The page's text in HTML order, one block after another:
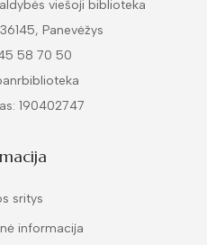
viešoji biblioteka
Panevėžys
58 70 50
190402747
sritys
informacija